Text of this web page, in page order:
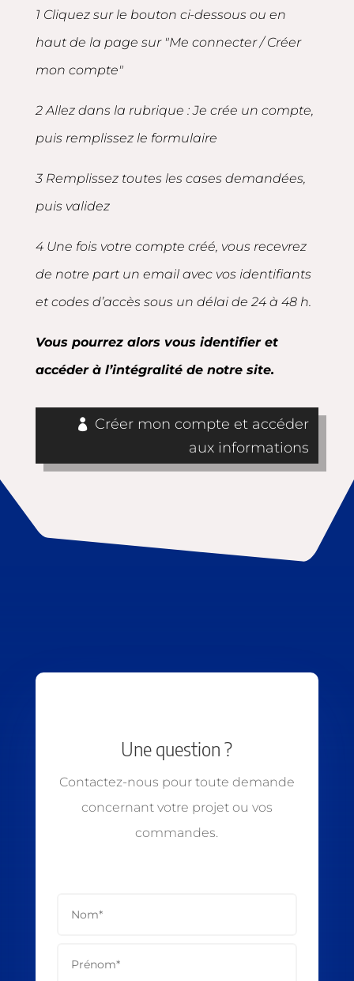
1 Cliquez sur le bouton ci-dessous ou en
haut de la page sur "Me connecter / Créer
mon compte"
2 Allez dans la rubrique : Je crée un compte,
puis remplissez le formulaire
3 Remplissez toutes les cases demandées,
puis validez
4 Une fois votre compte créé, vous recevrez
de notre part un email avec vos identifiants
et codes d’accès sous un délai de 24 à 48 h.
Vous pourrez alors vous identifier et
accéder à l’intégralité de notre site.
Créer mon compte et accéder
aux informations
Une question ?
Contactez-nous pour toute demande
concernant votre projet ou vos
commandes.